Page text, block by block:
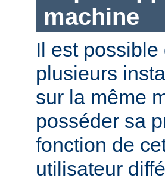
machine
Il est
plusieurs
sur la même
posséder sa
fonction de
utilisateur